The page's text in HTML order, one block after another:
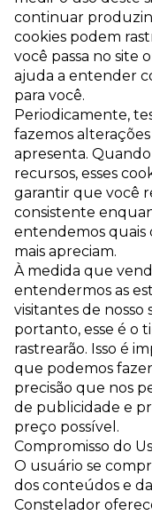
continuar
cookies podem
você passa no site
ajuda a entender
para você.
Periodicamente,
fazemos
apresenta.
recursos, esses
garantir que você
consistente
entendemos quais
mais apreciam.
À medida que
entendermos as
visitantes de
portanto, esse é o
rastrearão. Isso é
que podemos
precisão que nos
de publicidade e
preço possível.
Compromisso do
O usuário se
dos conteúdos e
Constelador